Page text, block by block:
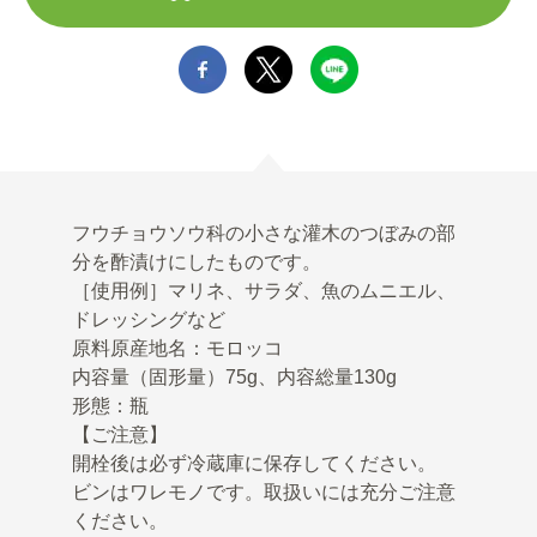
フウチョウソウ科の小さな灌木のつぼみの部
分を酢漬けにしたものです。
［使用例］マリネ、サラダ、魚のムニエル、
ドレッシングなど
原料原産地名：モロッコ
内容量（固形量）75g、内容総量130g
形態：瓶
【ご注意】
開栓後は必ず冷蔵庫に保存してください。
ビンはワレモノです。取扱いには充分ご注意
ください。